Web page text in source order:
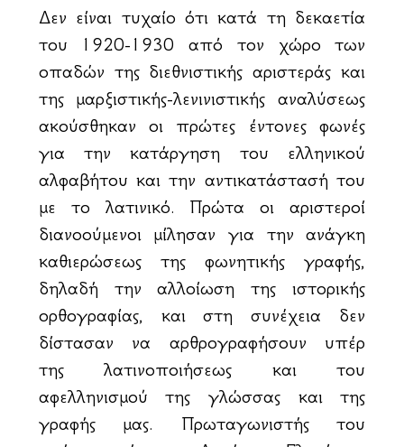
Δεν είναι τυχαίο ότι κατά τη δεκαετία
του 1920-1930 από τον χώρο των
οπαδών της διεθνιστικής αριστεράς και
της μαρξιστικής-λενινιστικής αναλύσεως
ακούσθηκαν οι πρώτες έντονες φωνές
για την κατάργηση του ελληνικού
αλφαβήτου και την αντικατάστασή του
με το λατινικό. Πρώτα οι αριστεροί
διανοούμενοι μίλησαν για την ανάγκη
καθιερώσεως της φωνητικής γραφής,
δηλαδή την αλλοίωση της ιστορικής
ορθογραφίας, και στη συνέχεια δεν
δίστασαν να αρθρογραφήσουν υπέρ
της λατινοποιήσεως και του
αφελληνισμού της γλώσσας και της
γραφής μας. Πρωταγωνιστής του